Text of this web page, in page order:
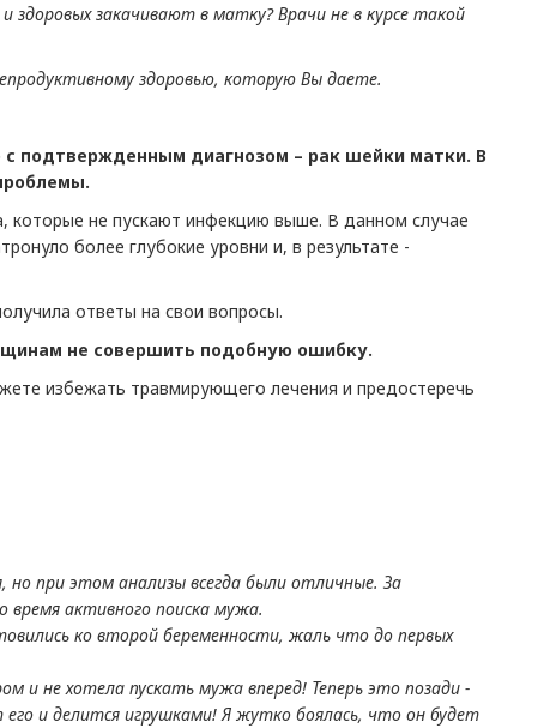
здоровых закачивают в матку? Врачи не в курсе такой
здоровью, которую Вы даете.
подтвержденным диагнозом – рак шейки матки. В
которые не пускают инфекцию выше. В данном случае
более глубокие уровни и, в результате -
ответы на свои вопросы.
не совершить подобную ошибку.
избежать травмирующего лечения и предостеречь
при этом анализы всегда были отличные. За
время активного поиска мужа.
ко второй беременности, жаль что до первых
и не хотела пускать мужа вперед! Теперь это позади -
и делится игрушками! Я жутко боялась, что он будет